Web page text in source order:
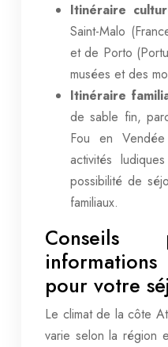
Itinéraire
Saint-Malo
et de Porto
musées et des
Itinéraire
de sable fin,
Fou en
activités
possibilité de
familiaux.
Conseils
pour votre
Le climat de la côte
varie selon la région